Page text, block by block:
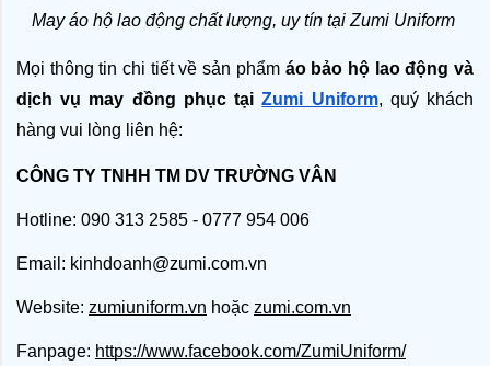
May áo hộ lao động chất lượng, uy tín tại Zumi Uniform
Mọi thông tin chi tiết về sản phẩm áo bảo hộ lao động và
dịch vụ may đồng phục tại Zumi Uniform, quý khách
hàng vui lòng liên hệ:
CÔNG TY TNHH TM DV TRƯỜNG VÂN
Hotline: 090 313 2585 - 0777 954 006
Email: kinhdoanh@zumi.com.vn
Website: zumiuniform.vn hoặc zumi.com.vn
Fanpage: https://www.facebook.com/ZumiUniform/